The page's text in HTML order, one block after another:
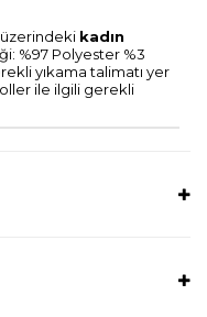
üzerindeki kadın
%97 Polyester %3
yıkama talimatı yer
ile ilgili gerekli